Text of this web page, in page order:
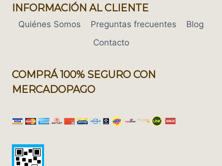
INFORMACIÓN AL CLIENTE
Quiénes Somos Preguntas frecuentes
Blog
Contacto
COMPRÁ 100% SEGURO CON
MERCADOPAGO